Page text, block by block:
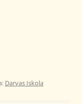
Darvas Iskola